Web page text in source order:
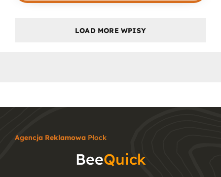
LOAD MORE WPISY
Agencja ReklamowaPłock
BeeQuick